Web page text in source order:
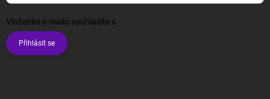
Vložením e-mailu souhlasíte s
Přihlásit se